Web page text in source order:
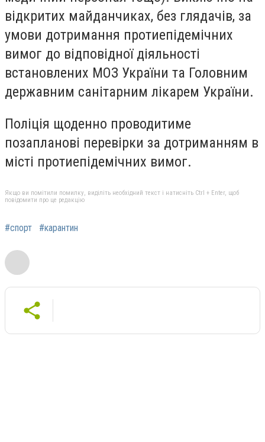
відкритих майданчиках, без глядачів, за
умови дотримання протиепідемічних
вимог до відповідної діяльності
встановлених МОЗ України та Головним
державним санітарним лікарем України.
Поліція щоденно проводитиме
позапланові перевірки за дотриманням в
місті протиепідемічних вимог.
Якщо ви помітили помилку, виділіть необхідний текст і натисніть Ctrl + Enter, щоб
повідомити про це редакцію
#спорт #карантин